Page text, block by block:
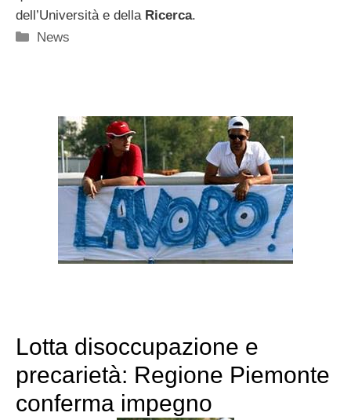
dell’Università e della Ricerca.
Categorie
News
Lotta disoccupazione e
precarietà: Regione Piemonte
conferma impegno